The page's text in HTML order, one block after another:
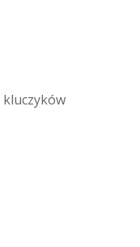
kluczyków